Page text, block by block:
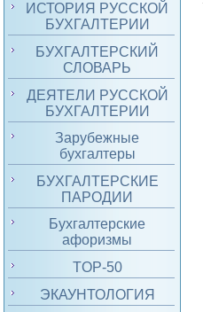
ИСТОРИЯ РУССКОЙ
БУХГАЛТЕРИИ
БУХГАЛТЕРСКИЙ
СЛОВАРЬ
ДЕЯТЕЛИ РУССКОЙ
БУХГАЛТЕРИИ
Зарубежные
бухгалтеры
БУХГАЛТЕРСКИЕ
ПАРОДИИ
Бухгалтерские
афоризмы
TOP-50
ЭКАУНТОЛОГИЯ